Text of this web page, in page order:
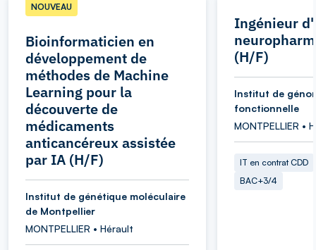
Bioinformaticien en
développement de
méthodes de Machine
Learning pour la
découverte de
médicaments
anticancéreux assistée
par IA (H/F)
NOUVEAU
Institut de génétique moléculaire
de Montpellier
MONTPELLIER • Hérault
Ingénieur
(H/F)
Institut de
fonctionnelle
MONTPELLIER •
IT en contrat CDD
BAC+3/4